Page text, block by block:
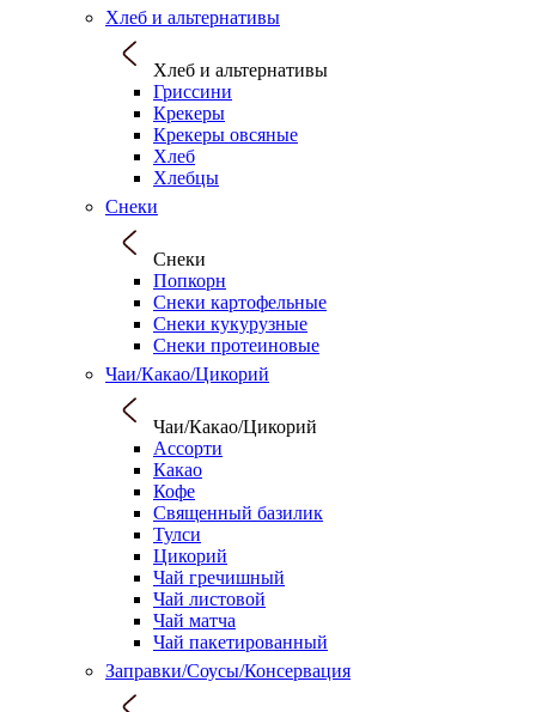
Хлеб и альтернативы
Хлеб и альтернативы
Гриссини
Крекеры
Крекеры овсяные
Хлеб
Хлебцы
Снеки
Снеки
Попкорн
Снеки картофельные
Снеки кукурузные
Снеки протеиновые
Чаи/Какао/Цикорий
Чаи/Какао/Цикорий
Ассорти
Какао
Кофе
Священный базилик
Тулси
Цикорий
Чай гречишный
Чай листовой
Чай матча
Чай пакетированный
Заправки/Соусы/Консервация